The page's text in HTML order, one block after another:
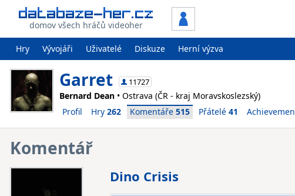
domov všech hráčů videoher
Hry Vývojáři Uživatelé Diskuze Herní výzva
Garret 11727
Bernard Dean • Ostrava (ČR - kraj Moravskoslezský)
Profil
Hry 262 Komentáře 515 Přátelé 41
Komentář
Dino Crisis